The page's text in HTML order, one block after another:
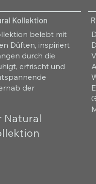
Kollektion
belebt mit
Düften, inspiriert
durch die
erfrischt und
der
Natural